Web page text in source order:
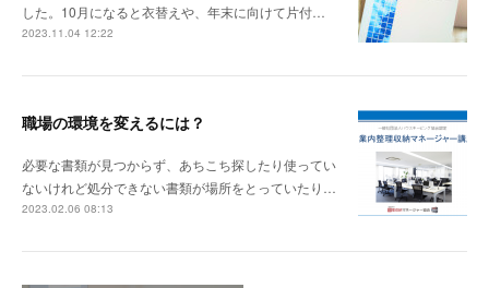
した。10月になると衣替えや、年末に向けて片付…
2023.11.04 12:22
職場の環境を変えるには？
必要な書類が見つからず、あちこち探したり使ってい
ないけれど処分できない書類が場所をとっていたり…
2023.02.06 08:13